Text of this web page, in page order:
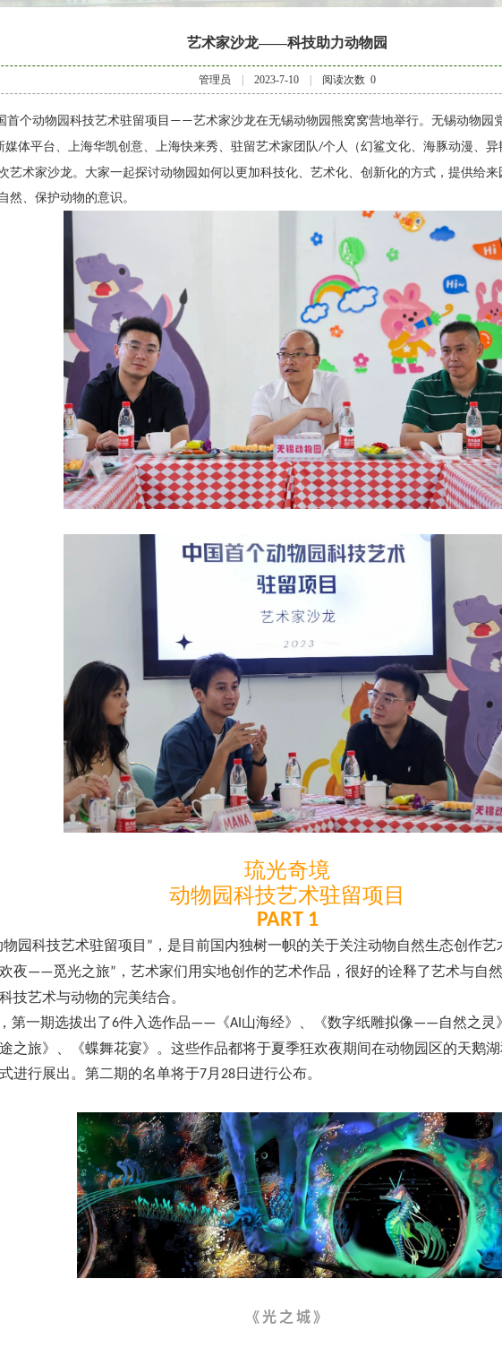
艺术家沙龙——科技助力动物园
管理员 2023-7-10 阅读次数 0
首个动物园科技艺术驻留项目 ——艺术家沙龙在无锡动物园熊窝窝营地举行。无锡动物园
媒体平台、上海华凯创意、上海快来秀、驻留艺术家团队/个人（幻鲨文化、海豚动漫、
艺术家沙龙。大家一起探讨动物园如何以更加科技化、艺术化、创新化的方式，提供给
然、保护动物的意识。
琉光奇境
动物园科技艺术驻留项目
PART 1
物园科技艺术驻留项目 ” ，是目前国内独树一帜的关于关注动物自然生态创作艺
夜——觅光之旅” ，艺术家们用实地创作的艺术作品，很好的诠释了艺术与自
技艺术与动物的完美结合。
第一期选拔出了6件入选作品—— 《AI 山海经》、《数字纸雕拟像——自然之灵
之旅》、《蝶舞花宴》。这些作品都将于夏季狂欢夜期间在动物园区的天鹅
进行展出。第二期的名单将于7月 28日进行公布。
《光之城》